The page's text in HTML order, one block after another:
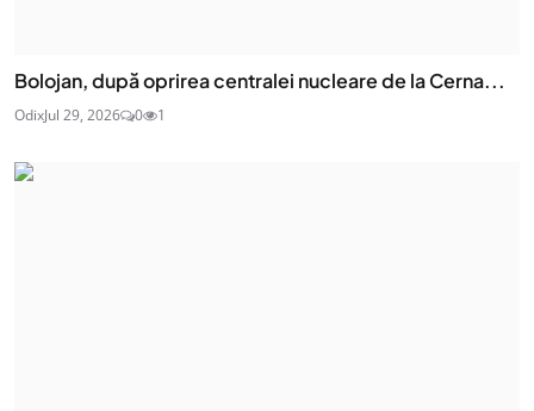
Bolojan, după oprirea centralei nucleare de la Cerna...
OdixJul 29, 2026 0 1